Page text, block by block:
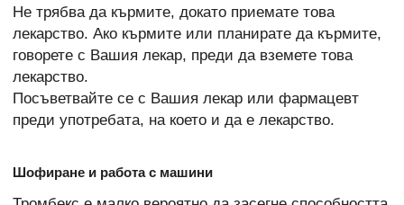
Не трябва да кърмите, докато приемате това
лекарство. Ако кърмите или планирате да кърмите,
говорете с Вашия лекар, преди да вземете това
лекарство.
Посъветвайте се с Вашия лекар или фармацевт
преди употребата, на което и да е лекарство.
Шофиране и работа с машини